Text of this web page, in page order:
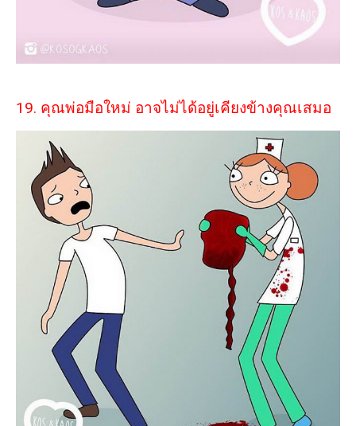
19. คุณพ่อมือใหม่ อาจไม่ได้อยู่เคียงข้างคุณเสมอ